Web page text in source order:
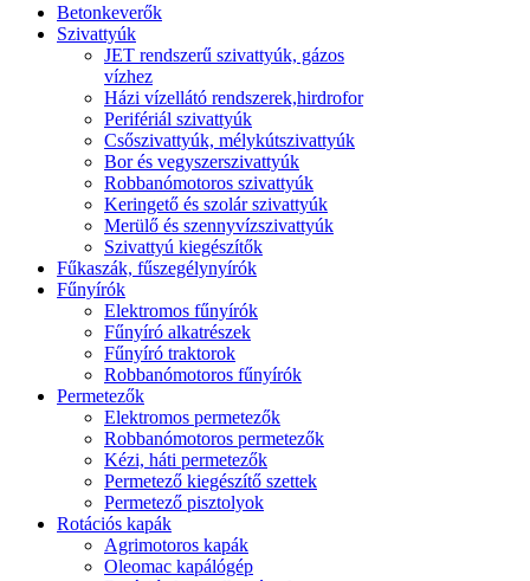
Betonkeverők
Szivattyúk
JET rendszerű szivattyúk, gázos
vízhez
Házi vízellátó rendszerek,hirdrofor
Perifériál szivattyúk
Csőszivattyúk, mélykútszivattyúk
Bor és vegyszerszivattyúk
Robbanómotoros szivattyúk
Keringető és szolár szivattyúk
Merülő és szennyvízszivattyúk
Szivattyú kiegészítők
Fűkaszák, fűszegélynyírók
Fűnyírók
Elektromos fűnyírók
Fűnyíró alkatrészek
Fűnyíró traktorok
Robbanómotoros fűnyírók
Permetezők
Elektromos permetezők
Robbanómotoros permetezők
Kézi, háti permetezők
Permetező kiegészítő szettek
Permetező pisztolyok
Rotációs kapák
Agrimotoros kapák
Oleomac kapálógép